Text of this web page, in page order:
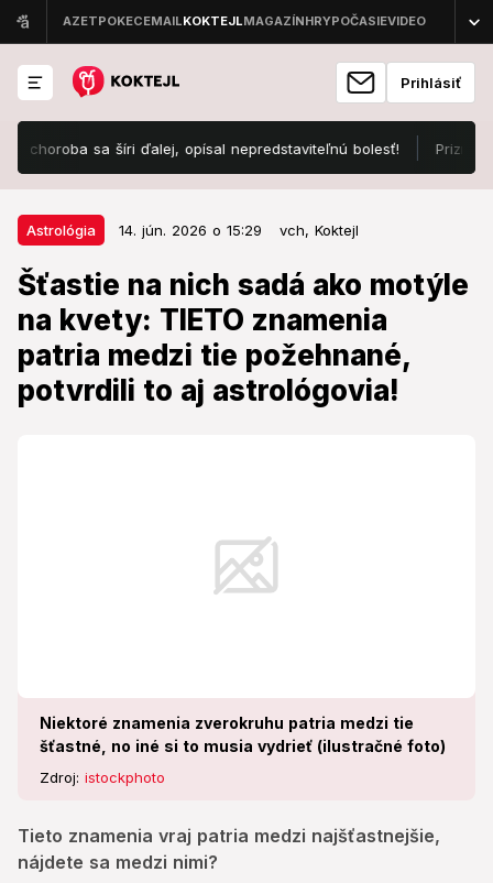
Prihlásiť
šíri ďalej, opísal nepredstaviteľnú bolesť! Priznanie mladej
Astrológia 14. jún. 2026 o 15:29 vch, Koktejl
Šťastie na nich sadá ako motýle
na kvety: TIETO znamenia
patria medzi tie požehnané,
potvrdili to aj astrológovia!
Niektoré znamenia zverokruhu patria medzi tie
šťastné, no iné si to musia vydrieť (ilustračné foto)
Zdroj: istockphoto
Tieto znamenia vraj patria medzi najšťastnejšie,
nájdete sa medzi nimi?
Astrológia 14. jún. 2026 o 15:29
Šťastie na nich sadá ako motýle
na kvety: TIETO znamenia patria
medzi tie požehnané, potvrdili to
aj astrológovia!